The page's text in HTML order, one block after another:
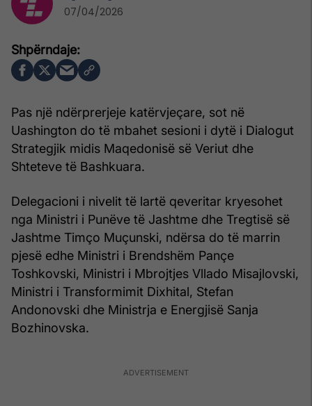
Pas një ndërprerjeje katërvjeçare, sot në
Uashington do të mbahet sesioni i dytë i Dialogut
Strategjik midis Maqedonisë së Veriut dhe
Shteteve të Bashkuara.
Delegacioni i nivelit të lartë qeveritar kryesohet
nga Ministri i Punëve të Jashtme dhe Tregtisë së
Jashtme Timço Muçunski, ndërsa do të marrin
pjesë edhe Ministri i Brendshëm Pançe
Toshkovski, Ministri i Mbrojtjes Vllado Misajlovski,
Ministri i Transformimit Dixhital, Stefan
Andonovski dhe Ministrja e Energjisë Sanja
Bozhinovska.
07/04/2026